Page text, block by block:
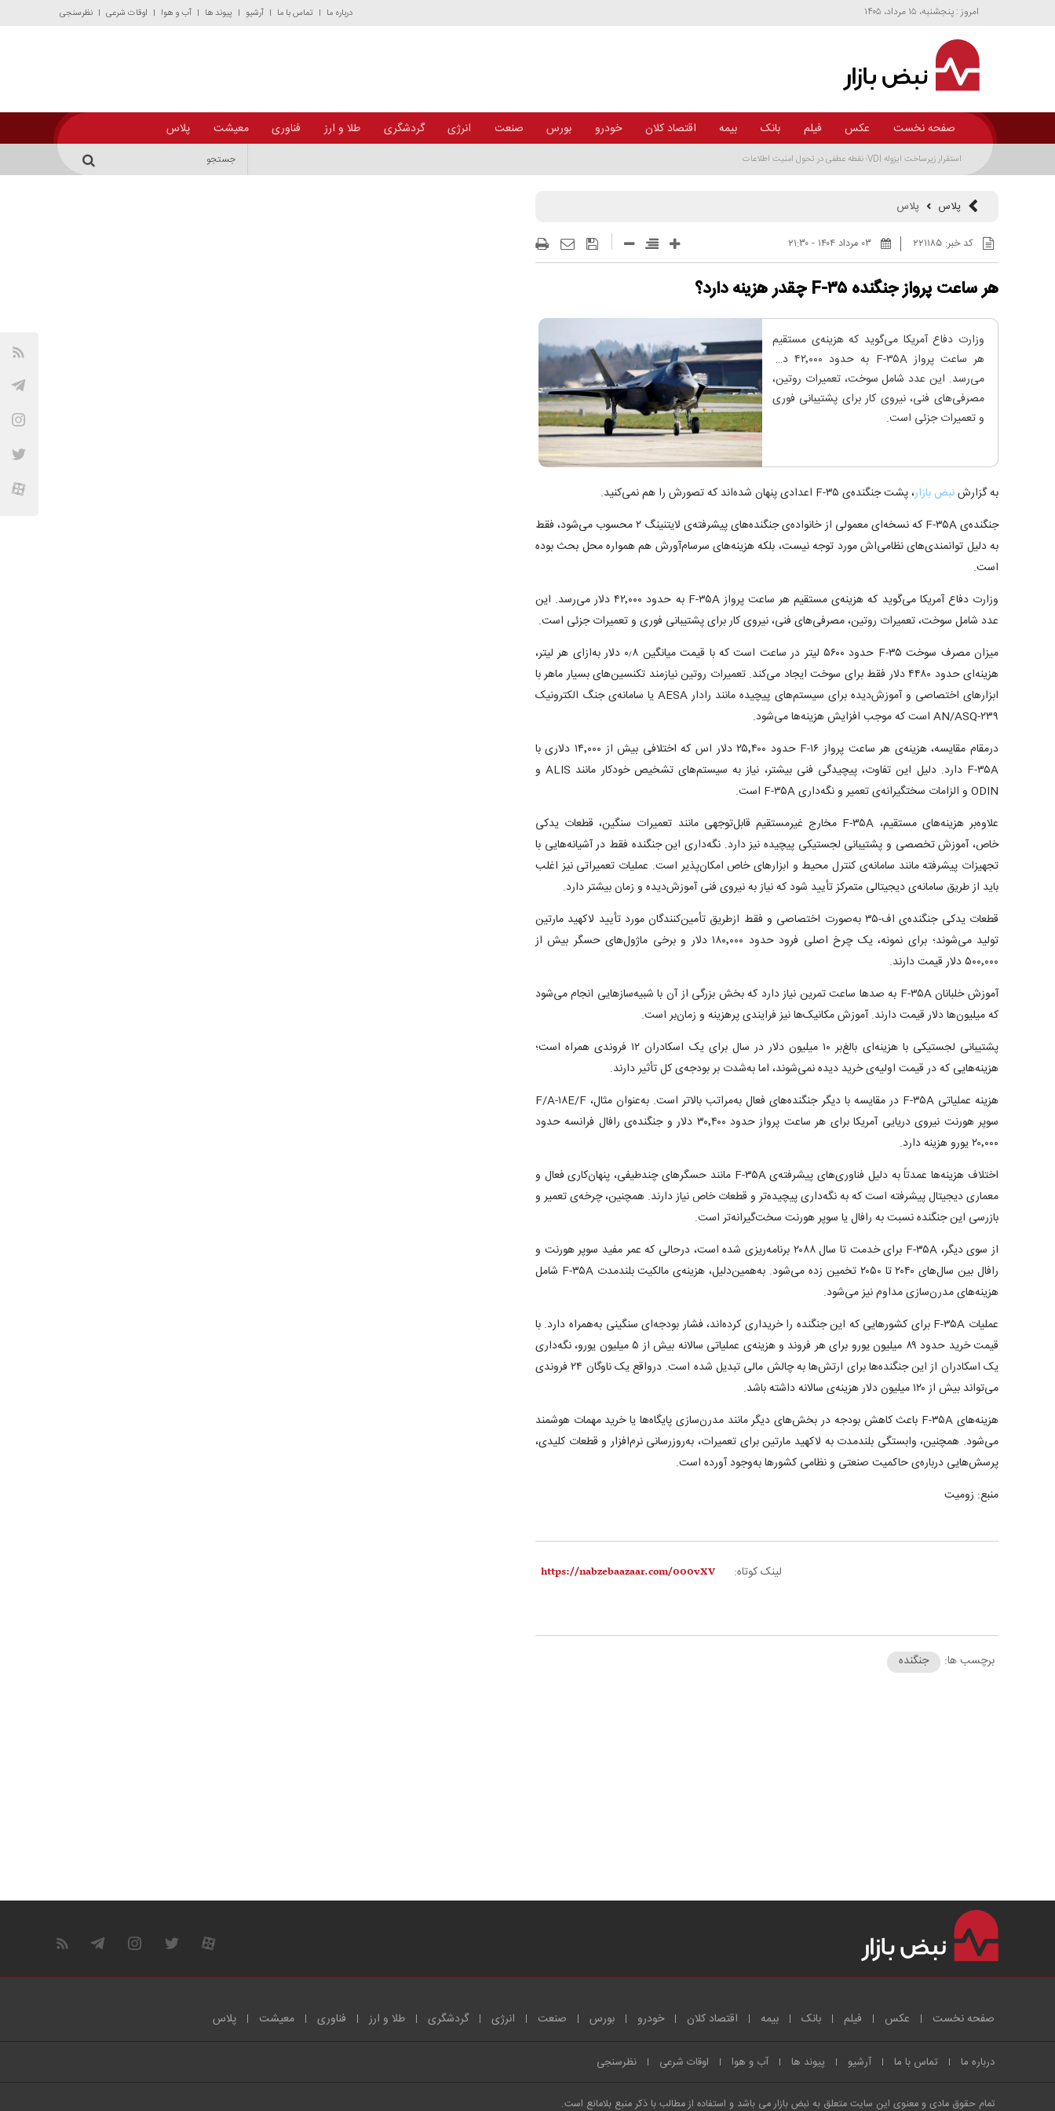
امروز : پنجشنبه، ۱۵ مرداد، ۱۴۰۵ درباره ما تماس با ما آرشیو پیوند ها آب و هوا اوقات شرعی نظرسنجی
صفحه نخست عکس فیلم بانک بیمه اقتصاد کلان خودرو بورس صنعت انرژی گردشگری طلا و ارز فناوری معیشت پلاس
پلاس پلاس
کد خبر:۲۲۱۱۸۵ ۰۳ مرداد ۱۴۰۴ - ۲۱:۳۰
هر ساعت پرواز جنگنده F-۳۵ چقدر هزینه دارد؟
وزارت دفاع آمریکا می‌گوید که هزینه‌ی مستقیم
هر ساعت پرواز F-۳۵A به حدود ۴۲٬۰۰۰ دلار
می‌رسد. این عدد شامل سوخت، تعمیرات روتین،
مصرفی‌های فنی، نیروی کار برای پشتیبانی فوری
و تعمیرات جزئی است.
به گزارشنبض بازار، پشت جنگنده‌ی F-۳۵ اعدادی پنهان شده‌اند که تصورش را هم نمی‌کنید.
جنگنده‌ی F-۳۵A که نسخه‌ای معمولی از خانواده‌ی جنگنده‌های پیشرفته‌ی لایتنینگ ۲ محسوب می‌شود، فقط
به دلیل توانمندی‌های نظامی‌اش مورد توجه نیست، بلکه هزینه‌های سرسام‌آورش هم همواره محل بحث بوده
است.
وزارت دفاع آمریکا می‌گوید که هزینه‌ی مستقیم هر ساعت پرواز F-۳۵A به حدود ۴۲٬۰۰۰ دلار می‌رسد. این
عدد شامل سوخت، تعمیرات روتین، مصرفی‌های فنی، نیروی کار برای پشتیبانی فوری و تعمیرات جزئی است.
میزان مصرف سوخت F-۳۵ حدود ۵۶۰۰ لیتر در ساعت است که با قیمت میانگین ۰٫۸ دلار به‌ازای هر لیتر،
هزینه‌ای حدود ۴۴۸۰ دلار فقط برای سوخت ایجاد می‌کند. تعمیرات روتین نیازمند تکنسین‌های بسیار ماهر با
ابزارهای اختصاصی و آموزش‌دیده برای سیستم‌های پیچیده مانند رادار AESA یا سامانه‌ی جنگ الکترونیک
AN/ASQ-۲۳۹ است که موجب افزایش هزینه‌ها می‌شود.
درمقام مقایسه، هزینه‌ی هر ساعت پرواز F-۱۶ حدود ۲۵٬۴۰۰ دلار اس که اختلافی بیش از ۱۴٬۰۰۰ دلاری با
F-۳۵A دارد. دلیل این تفاوت، پیچیدگی فنی بیشتر، نیاز به سیستم‌های تشخیص خودکار مانند ALIS و
ODIN و الزامات سختگیرانه‌ی تعمیر و نگه‌داری F-۳۵A است.
علاوه‌بر هزینه‌های مستقیم، F-۳۵A مخارج غیرمستقیم قابل‌توجهی مانند تعمیرات سنگین، قطعات یدکی
خاص، آموزش تخصصی و پشتیبانی لجستیکی پیچیده نیز دارد. نگه‌داری این جنگنده فقط در آشیانه‌هایی با
تجهیزات پیشرفته مانند سامانه‌ی کنترل محیط و ابزارهای خاص امکان‌پذیر است. عملیات تعمیراتی نیز اغلب
باید از طریق سامانه‌ی دیجیتالی متمرکز تأیید شود که نیاز به نیروی فنی آموزش‌دیده و زمان بیشتر دارد.
قطعات یدکی جنگنده‌ی اف-۳۵ به‌صورت اختصاصی و فقط ازطریق تأمین‌کنندگان مورد تأیید لاکهید مارتین
تولید می‌شوند؛ برای نمونه، یک چرخ اصلی فرود حدود ۱۸۰٬۰۰۰ دلار و برخی ماژول‌های حسگر بیش از
۵۰۰٬۰۰۰ دلار قیمت دارند.
آموزش خلبانان F-۳۵A به صدها ساعت تمرین نیاز دارد که بخش بزرگی از آن با شبیه‌سازهایی انجام می‌شود
که میلیون‌ها دلار قیمت دارند. آموزش مکانیک‌ها نیز فرایندی پرهزینه و زمان‌بر است.
پشتیبانی لجستیکی با هزینه‌ای بالغ‌بر ۱۰ میلیون دلار در سال برای یک اسکادران ۱۲ فروندی همراه است؛
هزینه‌هایی که در قیمت اولیه‌ی خرید دیده نمی‌شوند، اما به‌شدت بر بودجه‌ی کل تأثیر دارند.
هزینه عملیاتی F-۳۵A در مقایسه با دیگر جنگنده‌های فعال به‌مراتب بالاتر است. به‌عنوان مثال، F/A-۱۸E/F
سوپر هورنت نیروی دریایی آمریکا برای هر ساعت پرواز حدود ۳۰٬۴۰۰ دلار و جنگنده‌ی رافال فرانسه حدود
۲۰٬۰۰۰ یورو هزینه دارد.
اختلاف هزینه‌ها عمدتاً به دلیل فناوری‌های پیشرفته‌ی F-۳۵A مانند حسگرهای چندطیفی، پنهان‌کاری فعال و
معماری دیجیتال پیشرفته است که به نگه‌داری پیچیده‌تر و قطعات خاص نیاز دارند. همچنین، چرخه‌ی تعمیر و
بازرسی این جنگنده نسبت به رافال یا سوپر هورنت سخت‌گیرانه‌تر است.
از سوی دیگر، F-۳۵A برای خدمت تا سال ۲۰۸۸ برنامه‌ریزی شده است، درحالی که عمر مفید سوپر هورنت و
رافال بین سال‌های ۲۰۴۰ تا ۲۰۵۰ تخمین زده می‌شود. به‌همین‌دلیل، هزینه‌ی مالکیت بلندمدت F-۳۵A شامل
هزینه‌های مدرن‌سازی مداوم نیز می‌شود.
عملیات F-۳۵A برای کشورهایی که این جنگنده را خریداری کرده‌اند، فشار بودجه‌ای سنگینی به‌همراه دارد. با
قیمت خرید حدود ۸۹ میلیون یورو برای هر فروند و هزینه‌ی عملیاتی سالانه بیش از ۵ میلیون یورو، نگه‌داری
یک اسکادران از این جنگنده‌ها برای ارتش‌ها به چالش مالی تبدیل شده است. درواقع یک ناوگان ۲۴ فروندی
می‌تواند بیش از ۱۲۰ میلیون دلار هزینه‌ی سالانه داشته باشد.
هزینه‌های F-۳۵A باعث کاهش بودجه در بخش‌های دیگر مانند مدرن‌سازی پایگاه‌ها یا خرید مهمات هوشمند
می‌شود. همچنین، وابستگی بلندمدت به لاکهید مارتین برای تعمیرات، به‌روزرسانی نرم‌افزار و قطعات کلیدی،
پرسش‌هایی درباره‌ی حاکمیت صنعتی و نظامی کشورها به‌وجود آورده است.
منبع: زومیت
لینک کوتاه:
برچسب ها: جنگنده
صفحه نخست عکس فیلم بانک بیمه اقتصاد کلان خودرو بورس صنعت انرژی گردشگری طلا و ارز فناوری معیشت پلاس
درباره ما تماس با ما آرشیو پیوند ها آب و هوا اوقات شرعی نظرسنجی
تمام حقوق مادی و معنوی این سایت متعلق به نبض بازار می باشد و استفاده از مطالب با ذکر منبع بلامانع است.